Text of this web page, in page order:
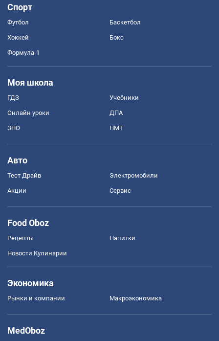
Спорт
Футбол Баскетбол
Хоккей Бокс
Формула-1
Моя школа
ГДЗ Учебники
Онлайн уроки ДПА
ЗНО НМТ
Авто
Тест Драйв Электромобили
Акции Сервис
Food Oboz
Рецепты Напитки
Новости Кулинарии
Экономика
Рынки и компании Mакроэкономика
MedOboz